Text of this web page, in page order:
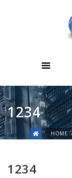
1234
HOME
1234